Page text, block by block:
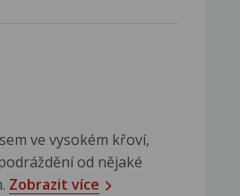
ve vysokém křoví,
od nějaké
Zobrazit více